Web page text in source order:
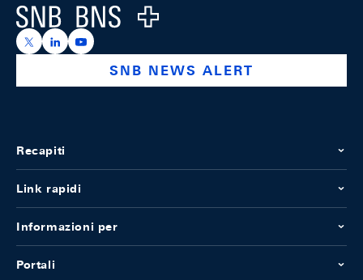
Logo
https://x.com/snb_bns
https://ch.linkedin.com/company/swiss-national-
https://www.youtube.com/@swissnationalbank
SNB NEWS ALERT
Recapiti
Link rapidi
Informazioni per
Portali